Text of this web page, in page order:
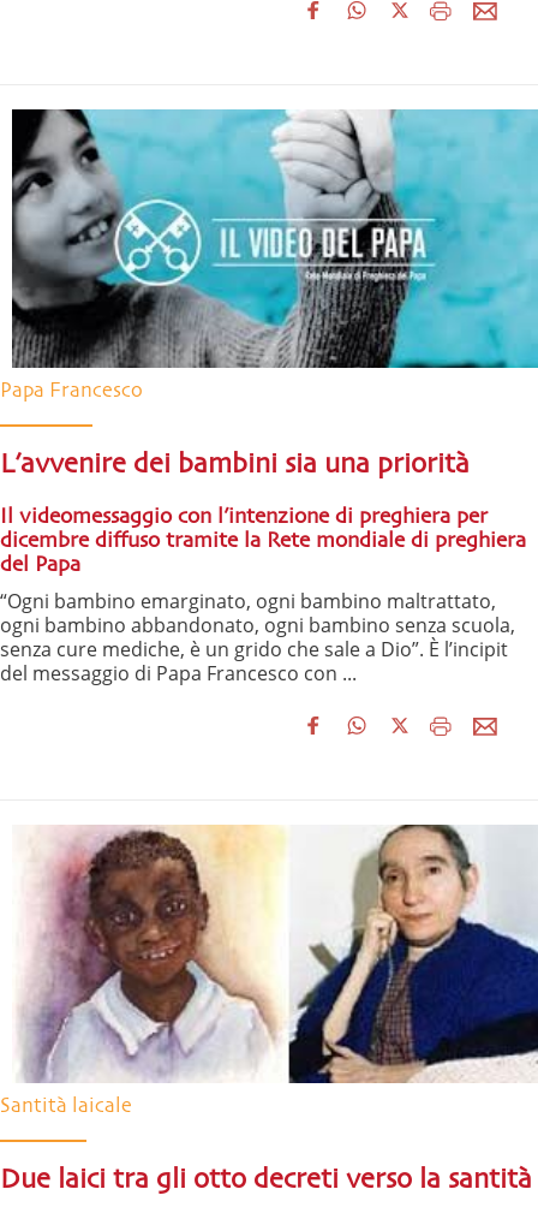
Papa Francesco
L’avvenire dei bambini sia una priorità
Il videomessaggio con l’intenzione di preghiera per
dicembre diffuso tramite la Rete mondiale di preghiera
del Papa
“Ogni bambino emarginato, ogni bambino maltrattato,
ogni bambino abbandonato, ogni bambino senza scuola,
senza cure mediche, è un grido che sale a Dio”. È l’incipit
del messaggio di Papa Francesco con ...
Santità laicale
Due laici tra gli otto decreti verso la santità